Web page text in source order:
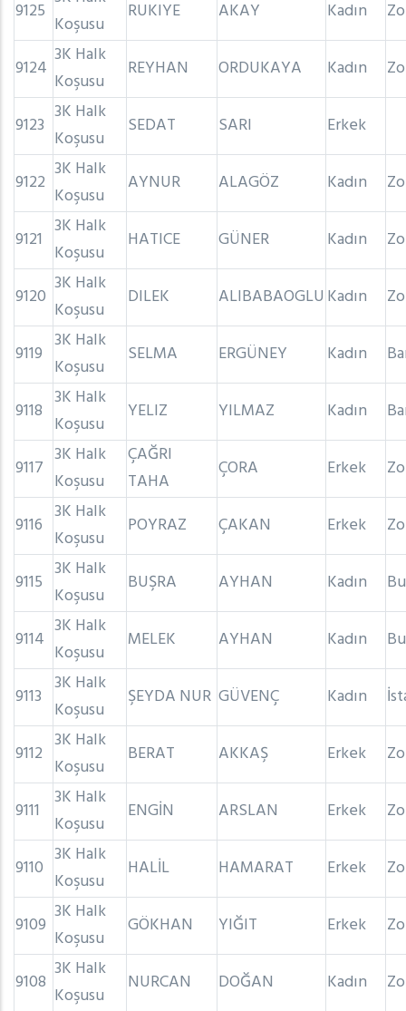
9125
Koşusu
RUKIYE AKAY Kadın
9124
3K Halk
Koşusu
REYHAN ORDUKAYA Kadın
9123
3K Halk
Koşusu
SEDAT SARI Erkek
9122
3K Halk
Koşusu
AYNUR ALAGÖZ Kadın
9121
3K Halk
Koşusu
HATICE GÜNER Kadın
9120
3K Halk
Koşusu
DILEK ALIBABAOGLU Kadın
9119
3K Halk
Koşusu
SELMA ERGÜNEY Kadın
9118
3K Halk
Koşusu
YELIZ YILMAZ Kadın
9117
3K Halk
Koşusu
ÇAĞRI
TAHA
ÇORA Erkek
9116
3K Halk
Koşusu
POYRAZ ÇAKAN Erkek
9115
3K Halk
Koşusu
BUŞRA AYHAN Kadın
9114
3K Halk
Koşusu
MELEK AYHAN Kadın
9113
3K Halk
Koşusu
ŞEYDA NUR GÜVENÇ Kadın
9112
3K Halk
Koşusu
BERAT AKKAŞ Erkek
9111
3K Halk
Koşusu
ENGİN ARSLAN Erkek
9110
3K Halk
Koşusu
HALİL HAMARAT Erkek
9109
3K Halk
Koşusu
GÖKHAN YIĞIT Erkek
9108
3K Halk
Koşusu
NURCAN DOĞAN Kadın